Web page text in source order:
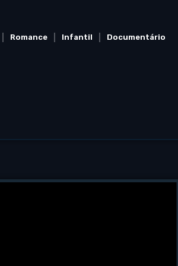
Romance Infantil Documentário